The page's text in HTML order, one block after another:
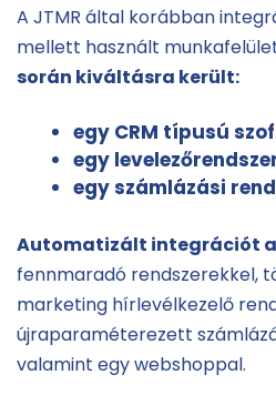
A JTMR által korábban
mellett használt
során kiváltásra került:
egy CRM típusú
egy
egy számlázási
Automatizált integrációt
fennmaradó rendszerekkel,
marketing hírlevélkezelő
újraparaméterezett
valamint egy webshoppal.